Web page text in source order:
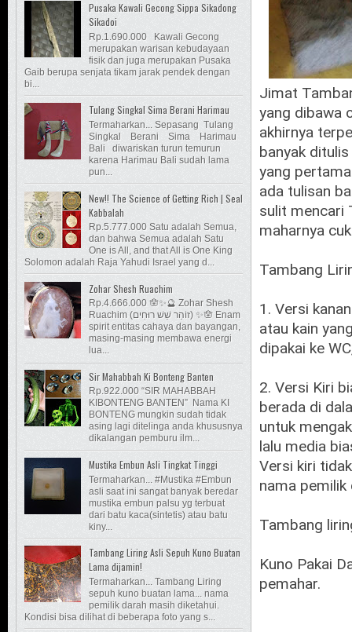
Jimat
yang dibawa
akhirnya
banyak
yang
ada tulisan
sulit mencari
maharnya
Tambang
1. Versi
atau kain
dipakai ke
2. Versi Kiri
berada di
untuk
lalu media
Versi kiri
nama pemilik
Tambang
Kuno Pakai
pemahar.
Pusaka Kawali Gecong Sippa Sikadong
Sikadoi
Rp.1.690.000 Kawali Gecong
merupakan warisan kebudayaan
fisik dan juga merupakan Pusaka
Gaib berupa senjata tikam jarak pendek dengan
bi...
Tulang Singkal Sima Berani Harimau
Termaharkan... Sepasang Tulang
Singkal Berani Sima Harimau
Bali diwariskan turun temurun
karena Harimau Bali sudah lama
pun...
New!! The Science of Getting Rich | Seal
Kabbalah
Rp.5.777.000 Satu adalah Semua,
dan bahwa Semua adalah Satu
One is All, and that All is One King
Solomon adalah Raja Yahudi Israel yang d...
Zohar Shesh Ruachim
Rp.4.666.000 🪬✨🔮 Zohar Shesh
Ruachim (זוֹהַר שֵׁשׁ רוּחִים) ✨🪬 Enam
spirit entitas cahaya dan bayangan,
masing-masing membawa energi
lua...
Sir Mahabbah Ki Bonteng Banten
Rp.922.000 “SIR MAHABBAH
KIBONTENG BANTEN” Nama KI
BONTENG mungkin sudah tidak
asing lagi ditelinga anda khususnya
dikalangan pemburu ilm...
Mustika Embun Asli Tingkat Tinggi
Termaharkan... #Mustika #Embun
asli saat ini sangat banyak beredar
mustika embun palsu yg terbuat
dari batu kaca(sintetis) atau batu
kiny...
Tambang Liring Asli Sepuh Kuno Buatan
Lama dijamin!
Termaharkan... Tambang Liring
sepuh kuno buatan lama... nama
pemilik darah masih diketahui.
Kondisi bisa dilihat di beberapa foto yang s...